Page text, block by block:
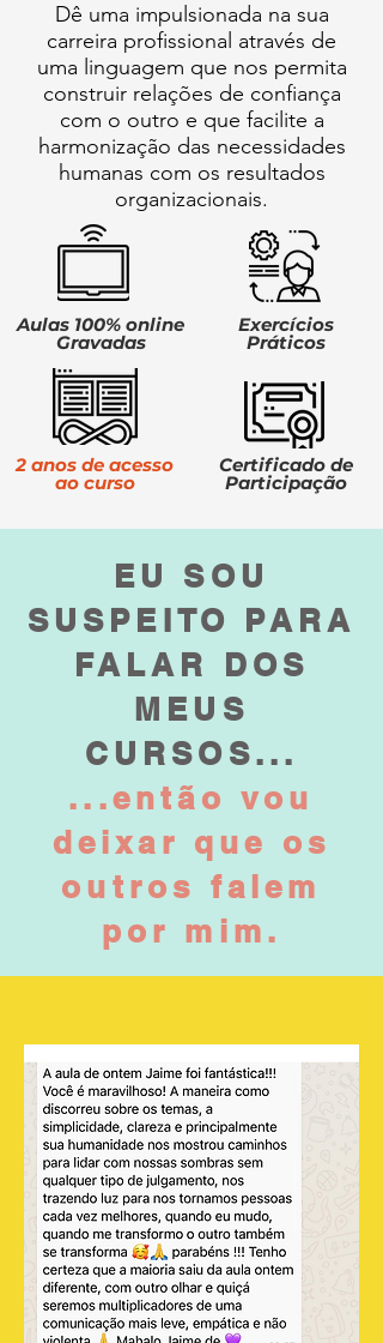
Dê uma impulsionada na sua
carreira profissional através de
uma linguagem que nos permita
construir relações de confiança
com o outro e que facilite a
harmonização das necessidades
humanas com os resultados
organizacionais.
Aulas 100% online
Gravadas
Exercícios
Práticos
2 anos de acesso
ao curso
Certificado de
Participação
EU SOU
SUSPEITO PARA
FALAR DOS
MEUS
CURSOS...
...então vou
deixar que os
outros falem
por mim.